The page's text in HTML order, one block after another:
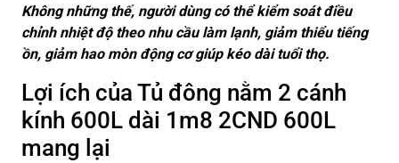
Không những thế, người dùng có thể kiểm soát điều
chỉnh nhiệt độ theo nhu cầu làm lạnh, giảm thiểu tiếng
ồn, giảm hao mòn động cơ giúp kéo dài tuổi thọ.
Lợi ích của Tủ đông nằm 2 cánh
kính 600L dài 1m8 2CND 600L
mang lại